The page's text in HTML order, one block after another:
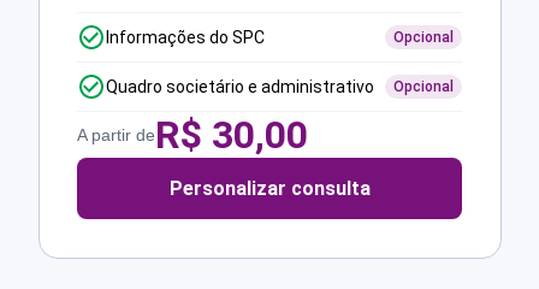
Informações do SPC Opcional
Quadro societário e administrativo Opcional
A partir deR$ 30,00
Personalizar consulta